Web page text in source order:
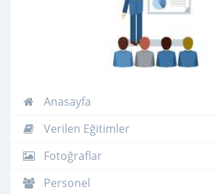
Anasayfa
Verilen Eğitimler
Fotoğraflar
Personel